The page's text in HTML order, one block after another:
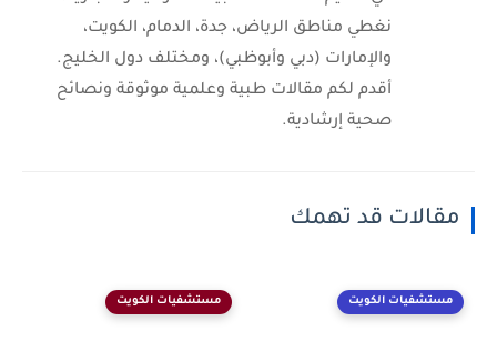
نغطي مناطق الرياض، جدة، الدمام، الكويت،
والإمارات (دبي وأبوظبي)، ومختلف دول الخليج.
أقدم لكم مقالات طبية وعلمية موثوقة ونصائح
صحية إرشادية.
مقالات قد تهمك
مستشفيات الكويت مستشفيات الكويت